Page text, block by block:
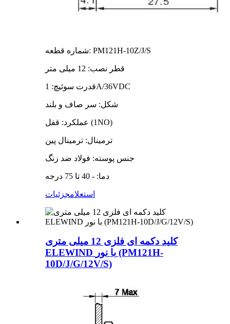
شماره قطعه: PM121H-10Z/J/S
قطر نصب: 12 میلی متر
قدرت سوئیچ: 1A/36VDC
شکل: سر صاف و بلند
عملکرد: قفل (1NO)
ترمینال: ترمینال پین
جنس پوسته: فولاد ضد زنگ
دما: - 40 تا 75 درجه
استعلامجزئیات
کلید دکمه ای فلزی 12 میلی متری
ELEWIND با نور (PM121H-
10D/J/G/12V/S)